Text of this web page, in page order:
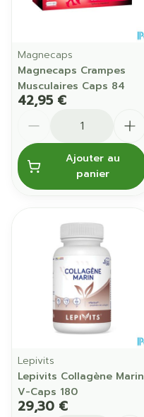
Magnecaps
Magnecaps Crampes
Musculaires Caps 84
42,95 €
Ajouter au
panier
Lepivits
Lepivits Collagène Marin
V-Caps 180
29,30 €